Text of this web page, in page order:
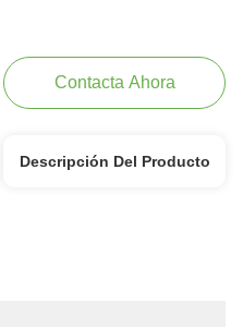
Contacta Ahora
Descripción Del Producto